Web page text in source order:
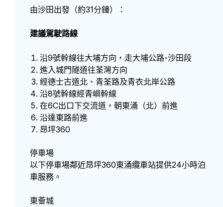
由沙田出發（約31分鐘）：
建議駕駛路線
沿9號幹線往大埔方向，走大埔公路-沙田段
進入城門隧道往荃灣方向
經德士古道北、青荃路及青衣北岸公路
沿8號幹線經青嶼幹線
在6C出口下交流道，朝東涌（北）前進
沿達東路前進
昂坪360
停車場
以下停車場鄰近昂坪360東涌纜車站提供24小時泊
車服務。
東薈城